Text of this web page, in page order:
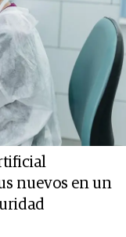
nuevos en un